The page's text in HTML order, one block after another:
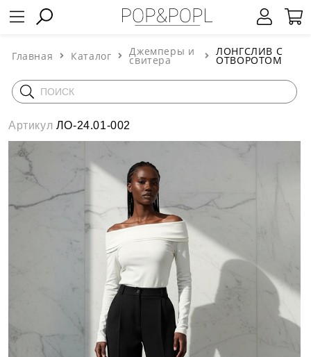
Главная Каталог Джемперы и
свитера
ЛОНГСЛИВ С
ОТВОРОТОМ
Артикул ЛО-24.01-002